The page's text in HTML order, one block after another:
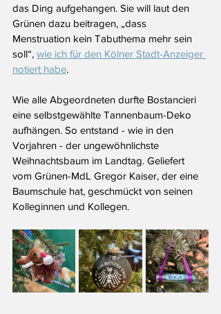
das Ding aufgehangen. Sie will laut den
Grünen dazu beitragen, „dass
Menstruation kein Tabuthema mehr sein
soll“, wie ich für den Kölner Stadt-Anzeiger
notiert habe.
Wie alle Abgeordneten durfte Bostancieri
eine selbstgewählte Tannenbaum-Deko
aufhängen. So entstand - wie in den
Vorjahren - der ungewöhnlichste
Weihnachtsbaum im Landtag. Geliefert
vom Grünen-MdL Gregor Kaiser, der eine
Baumschule hat, geschmückt von seinen
Kolleginnen und Kollegen.